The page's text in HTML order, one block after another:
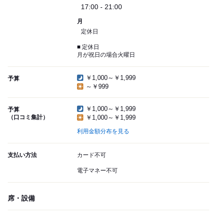
17:00 - 21:00
月
定休日
■ 定休日
月が祝日の場合火曜日
予算
￥1,000～￥1,999
～￥999
予算
（口コミ集計）
￥1,000～￥1,999
￥1,000～￥1,999
利用金額分布を見る
支払い方法 カード不可
電子マネー不可
席・設備